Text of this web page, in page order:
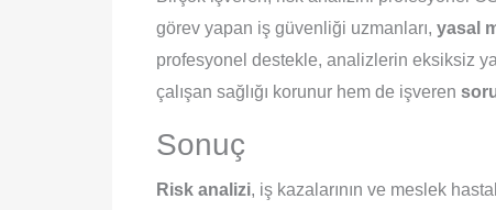
görev yapan iş güvenliği uzmanları, yasal
profesyonel destekle, analizlerin eksiksiz
çalışan sağlığı korunur hem de işveren
Sonuç
Risk analizi, iş kazalarının ve meslek